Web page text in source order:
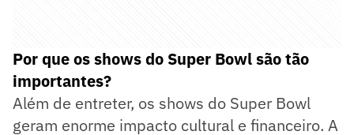
Por que os shows do Super Bowl são tão
importantes?
Além de entreter, os shows do Super Bowl
geram enorme impacto cultural e financeiro. A